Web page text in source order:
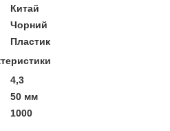
Китай
Чорний
Пластик
4,3
50 мм
1000